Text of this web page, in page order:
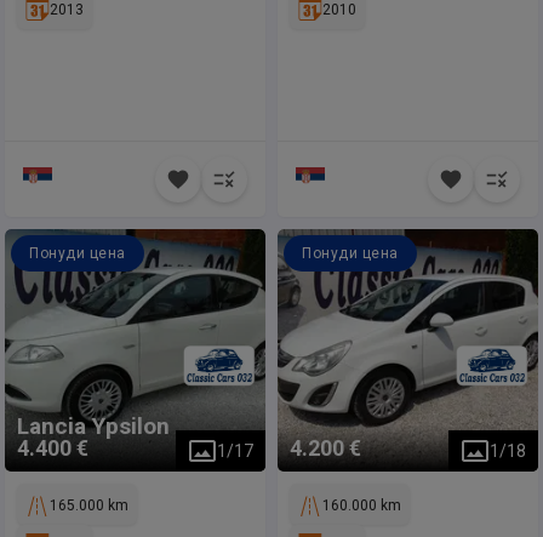
2013 2010
Lancia Ypsilon
4.400 €
Понуди цена
1 /17
165.000 km
4.200 €
Понуди цена
1 /18
160.000 km